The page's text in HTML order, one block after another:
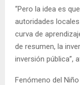
“Pero la idea es
autoridades
curva de
de resumen, la
inversión pública”,
Fenómeno del Niño